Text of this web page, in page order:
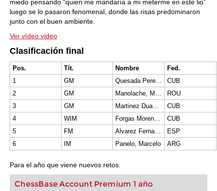
miedo pensando “quien me mandaría a mi meterme en este lio”
luego se lo pasaron fenomenal, donde las risas predominaron
junto con el buen ambiente.
Ver vídeo video
Clasificación final
Pos. Tít. Nombre
Fed.
1
GM Quesada Perez, Yasser
CUB
2
GM Manolache, Marius
ROU
3
GM Martinez Duany, Lelys Stanley
CUB
4
WIM Forgas Moreno, Yaniela
CUB
5
FM Alvarez Fernandez, Enrique
ESP
6
IM Panelo, Marcelo ARG
Para el año que viene nuevos retos.
ChessBase Account Premium 1 año